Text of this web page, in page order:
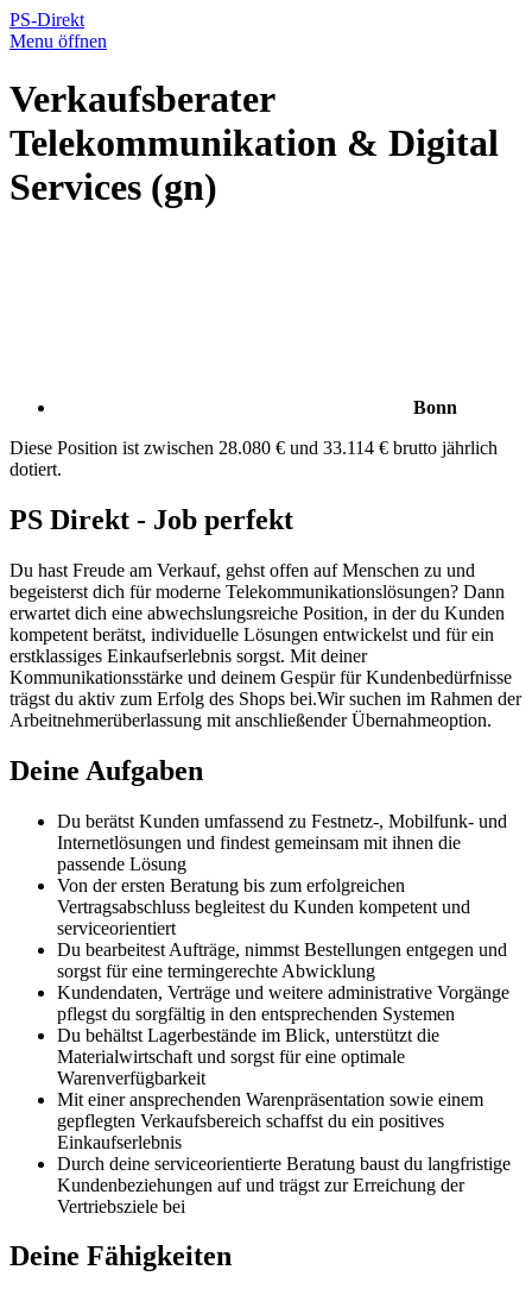
PS-Direkt
Menu öffnen
Verkaufsberater
Telekommunikation & Digital
Services (gn)
Bonn
Diese Position ist zwischen 28.080 € und 33.114 € brutto jährlich
dotiert.
PS Direkt - Job perfekt
Du hast Freude am Verkauf, gehst offen auf Menschen zu und
begeisterst dich für moderne Telekommunikationslösungen? Dann
erwartet dich eine abwechslungsreiche Position, in der du Kunden
kompetent berätst, individuelle Lösungen entwickelst und für ein
erstklassiges Einkaufserlebnis sorgst. Mit deiner
Kommunikationsstärke und deinem Gespür für Kundenbedürfnisse
trägst du aktiv zum Erfolg des Shops bei.Wir suchen im Rahmen der
Arbeitnehmerüberlassung mit anschließender Übernahmeoption.
Deine Aufgaben
Du berätst Kunden umfassend zu Festnetz-, Mobilfunk- und
Internetlösungen und findest gemeinsam mit ihnen die
passende Lösung
Von der ersten Beratung bis zum erfolgreichen
Vertragsabschluss begleitest du Kunden kompetent und
serviceorientiert
Du bearbeitest Aufträge, nimmst Bestellungen entgegen und
sorgst für eine termingerechte Abwicklung
Kundendaten, Verträge und weitere administrative Vorgänge
pflegst du sorgfältig in den entsprechenden Systemen
Du behältst Lagerbestände im Blick, unterstützt die
Materialwirtschaft und sorgst für eine optimale
Warenverfügbarkeit
Mit einer ansprechenden Warenpräsentation sowie einem
gepflegten Verkaufsbereich schaffst du ein positives
Einkaufserlebnis
Durch deine serviceorientierte Beratung baust du langfristige
Kundenbeziehungen auf und trägst zur Erreichung der
Vertriebsziele bei
Deine Fähigkeiten